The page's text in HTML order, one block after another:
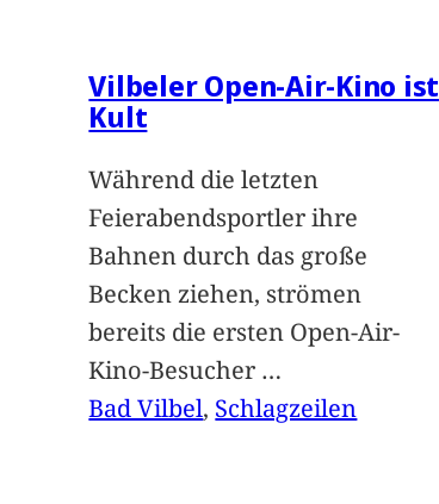
Vilbeler Open-Air-Kino ist
Kult
Während die letzten
Feierabendsportler ihre
Bahnen durch das große
Becken ziehen, strömen
bereits die ersten Open-Air-
Kino-Besucher …
Bad Vilbel, Schlagzeilen